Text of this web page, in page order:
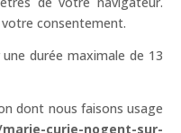
consentement.
durée maximale de 13
dont nous faisons usage
curie-nogent-sur-